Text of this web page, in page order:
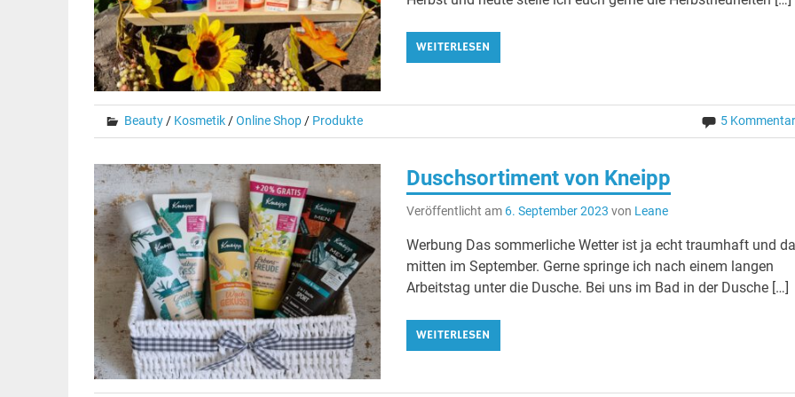
WEITERLESEN
Beauty/ Kosmetik/Online Shop/ Produkte 5
Duschsortiment von Kneipp
Veröffentlicht am 6. September 2023 von Leane
Werbung Das sommerliche Wetter ist ja echt traumhaft und
mitten im September. Gerne springe ich nach einem langen
Arbeitstag unter die Dusche. Bei uns im Bad in der Dusche […]
WEITERLESEN